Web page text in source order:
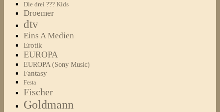
Die drei ??? Kids
Droemer
dtv
Eins A Medien
Erotik
EUROPA
EUROPA (Sony Music)
Fantasy
Festa
Fischer
Goldmann